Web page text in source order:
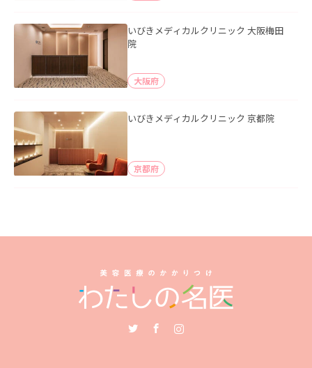
いびきメディカルクリニック 大阪梅田
院
大阪府
いびきメディカルクリニック 京都院
京都府